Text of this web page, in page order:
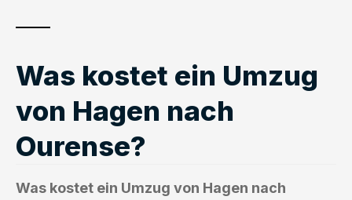
Was kostet ein Umzug
von Hagen nach
Ourense?
Was kostet ein Umzug von Hagen nach